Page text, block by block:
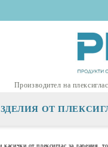
Производител на
ОТ
касички от плексиглас за дарения,